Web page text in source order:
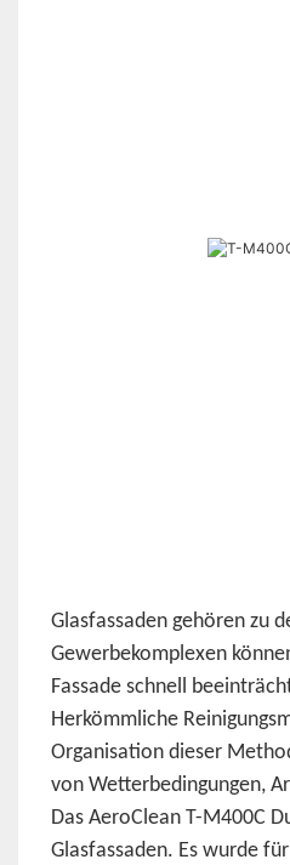
Glasfassaden gehören zu
Gewerbekomplexen
Fassade schnell
Herkömmliche
Organisation dieser
von Wetterbedingungen,
Das AeroClean T-M400C
Glasfassaden. Es wurde